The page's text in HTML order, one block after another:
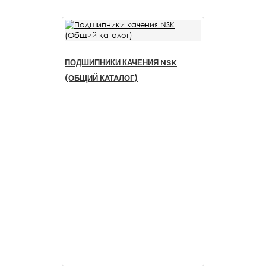
ПОДШИПНИКИ КАЧЕНИЯ NSK
(ОБЩИЙ КАТАЛОГ)